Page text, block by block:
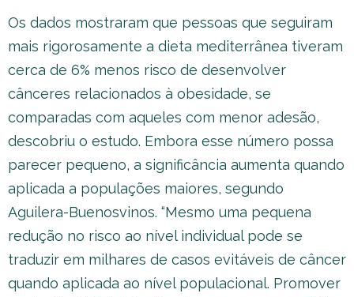
Os dados mostraram que pessoas que seguiram
mais rigorosamente a dieta mediterrânea tiveram
cerca de 6% menos risco de desenvolver
cânceres relacionados à obesidade, se
comparadas com aqueles com menor adesão,
descobriu o estudo. Embora esse número possa
parecer pequeno, a significância aumenta quando
aplicada a populações maiores, segundo
Aguilera-Buenosvinos. “Mesmo uma pequena
redução no risco ao nível individual pode se
traduzir em milhares de casos evitáveis de câncer
quando aplicada ao nível populacional. Promover